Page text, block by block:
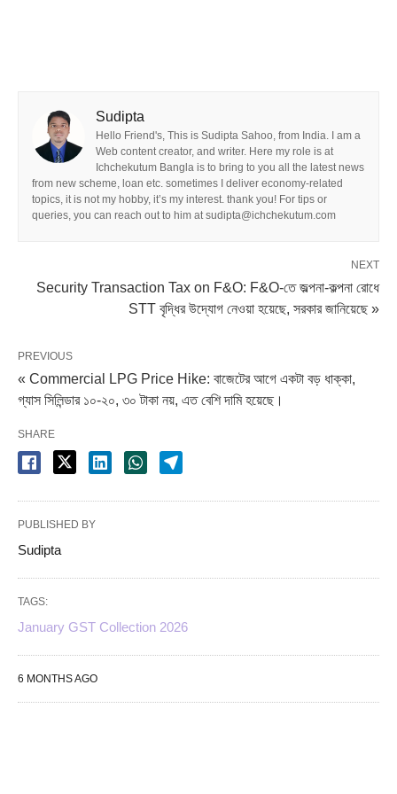
Sudipta
Hello Friend's, This is Sudipta Sahoo, from India. I am a
Web content creator, and writer. Here my role is at
Ichchekutum Bangla is to bring to you all the latest news
from new scheme, loan etc. sometimes I deliver economy-related
topics, it is not my hobby, it’s my interest. thank you! For tips or
queries, you can reach out to him at sudipta@ichchekutum.com
NEXT
Security Transaction Tax on F&O: F&O-তে জল্পনা-কল্পনা রোধে
STT বৃদ্ধির উদ্যোগ নেওয়া হয়েছে, সরকার জানিয়েছে »
PREVIOUS
« Commercial LPG Price Hike: বাজেটের আগে একটা বড় ধাক্কা,
গ্যাস সিলিন্ডার ১০-২০, ৩০ টাকা নয়, এত বেশি দামি হয়েছে।
SHARE
PUBLISHED BY
Sudipta
TAGS:
January GST Collection 2026
6 MONTHS AGO